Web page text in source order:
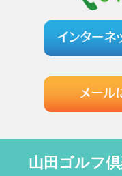
山田ゴルフ